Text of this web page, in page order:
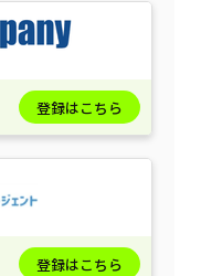
登録はこちら
登録はこちら